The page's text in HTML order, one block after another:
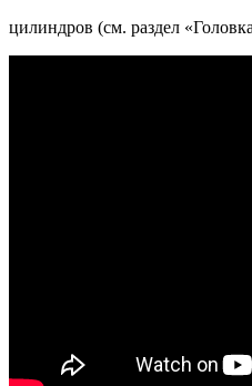
цилиндров (см. раздел